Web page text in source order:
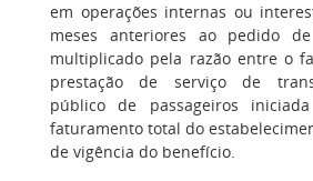
em operações internas ou
meses anteriores ao pedido de
multiplicado pela razão entre o
prestação de serviço de
público de passageiros
faturamento total do
de vigência do benefício.